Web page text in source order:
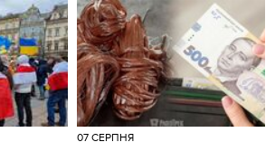
07 СЕРПНЯ